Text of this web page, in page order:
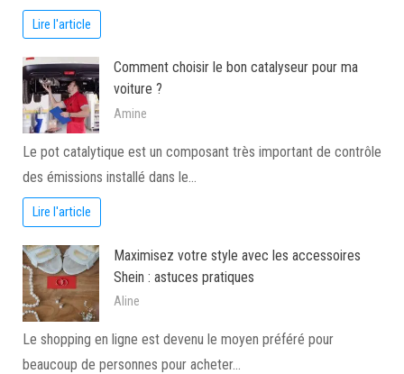
Lire l'article
Comment choisir le bon catalyseur pour ma
voiture ?
Amine
Le pot catalytique est un composant très important de contrôle
des émissions installé dans le…
Lire l'article
Maximisez votre style avec les accessoires
Shein : astuces pratiques
Aline
Le shopping en ligne est devenu le moyen préféré pour
beaucoup de personnes pour acheter…